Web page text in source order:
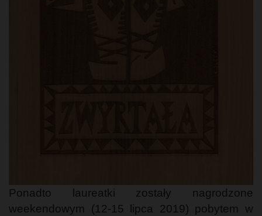
Ponadto laureatki zostały nagrodzone
weekendowym (12-15 lipca 2019) pobytem w